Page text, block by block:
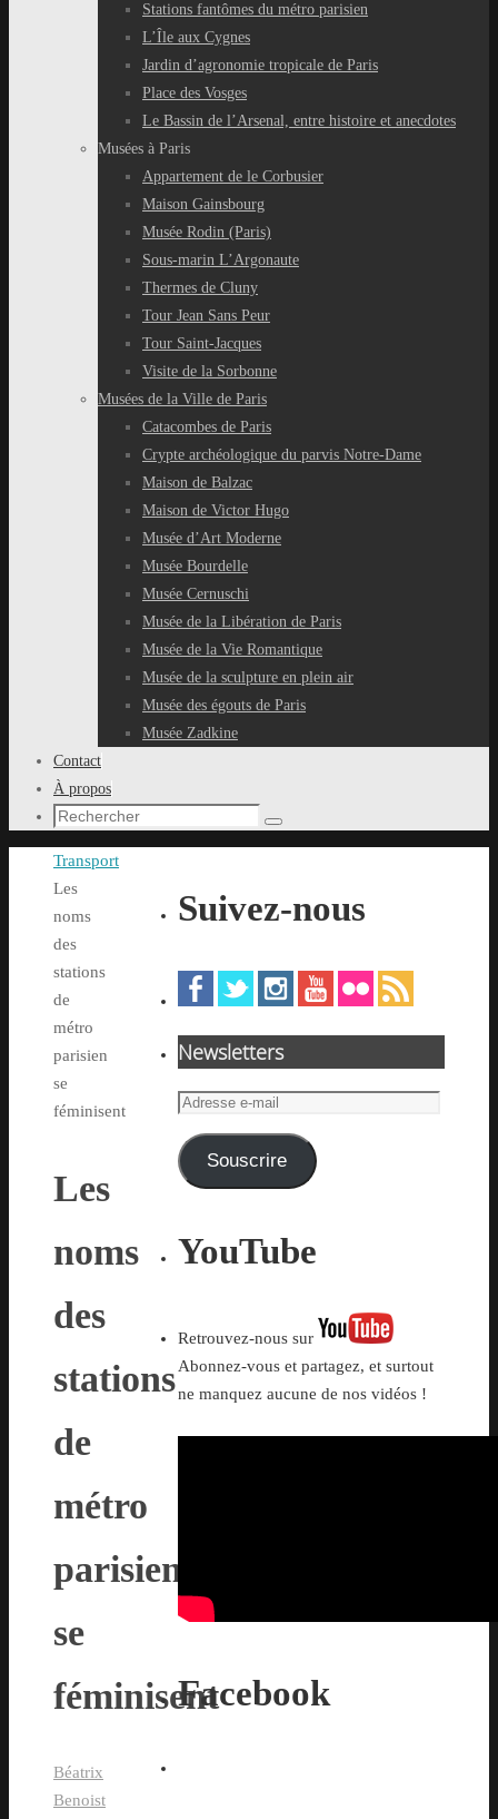
Stations fantômes du métro parisien
L’Île aux Cygnes
Jardin d’agronomie tropicale de Paris
Place des Vosges
Le Bassin de l’Arsenal, entre histoire et anecdotes
Musées à Paris
Appartement de le Corbusier
Maison Gainsbourg
Musée Rodin (Paris)
Sous-marin L’Argonaute
Thermes de Cluny
Tour Jean Sans Peur
Tour Saint-Jacques
Visite de la Sorbonne
Musées de la Ville de Paris
Catacombes de Paris
Crypte archéologique du parvis Notre-Dame
Maison de Balzac
Maison de Victor Hugo
Musée d’Art Moderne
Musée Bourdelle
Musée Cernuschi
Musée de la Libération de Paris
Musée de la Vie Romantique
Musée de la sculpture en plein air
Musée des égouts de Paris
Musée Zadkine
Contact
À propos
Recherche
:
Rechercher
Accueil
Transport
Les
noms
des
stations
de
métro
parisien
se
féminisent
Les
noms
des
stations
de
métro
parisien
se
féminisent
Béatrix
Benoist
Suivez-nous
Newsletters
Adresse
mail Souscrire
YouTube
Retrouvez-nous sur
Abonnez-vous et partagez, et surtout
ne manquez aucune de nos vidéos !
Facebook